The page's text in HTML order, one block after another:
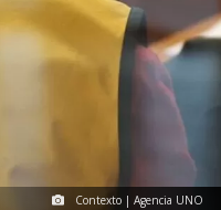
Contexto | Agencia UNO